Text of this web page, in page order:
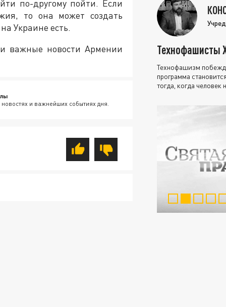
по-другому пойти. Если
то она может создать
Украине есть.
важные новости Армении
и важнейших событиях дня.
Технофашисты
Технофашизм
программа
тогда, когда человек